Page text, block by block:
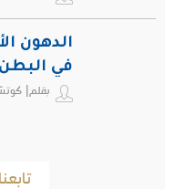
الدهون
في
بقلم|